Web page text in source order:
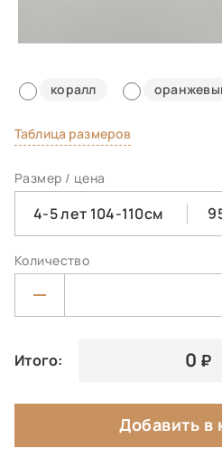
коралл
Таблица размеров
Размер / цена
4-5 лет 104-110см
Количество
Итого: 0
Добавить в